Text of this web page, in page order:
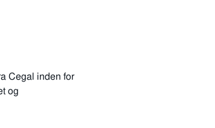
Cegal inden for
og